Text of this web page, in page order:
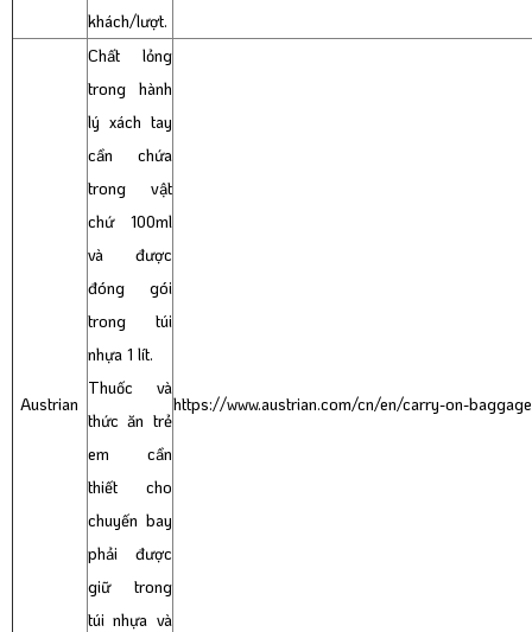
khách/lượt.
Austrian
Chất lỏng
trong hành
lý xách tay
cần chứa
trong vật
chứ 100ml
và được
đóng gói
trong túi
nhựa 1 lít.
Thuốc và
thức ăn trẻ
em cần
thiết cho
chuyến bay
phải được
giữ trong
túi nhựa và
https://www.austrian.com/cn/en/carry-on-